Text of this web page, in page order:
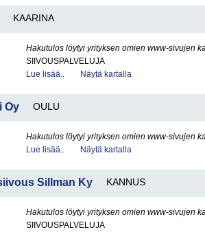
KAARINA
Hakutulos löytyi yrityksen omien www-sivujen
SIIVOUSPALVELUJA
Lue lisää..
Näytä kartalla
Oy OULU
Hakutulos löytyi yrityksen omien www-sivujen
Lue lisää..
Näytä kartalla
Sillman Ky KANNUS
Hakutulos löytyi yrityksen omien www-sivujen
SIIVOUSPALVELUJA